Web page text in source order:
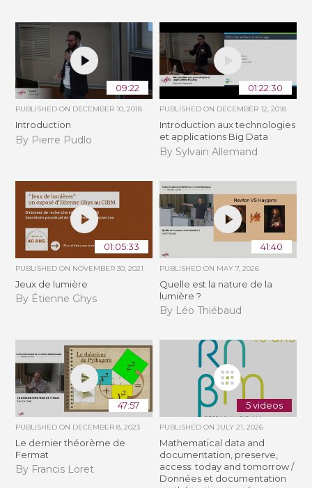
09:22
PUBLISHED ON DECEMBER 10, 2018
Introduction
By Pierre Pudlo
01:22:30
PUBLISHED ON DECEMBER 12, 2018
Introduction aux technologies
et applications Big Data
By Sylvain Allemand
01:05:33
PUBLISHED ON NOVEMBER 30, 2021
Jeux de lumière
By Étienne Ghys
41:40
PUBLISHED ON MAY 7, 2026
Quelle est la nature de la
lumière ?
By Léo Thiébaud
47:57
PUBLISHED ON DECEMBER 8, 2023
Le dernier théorème de
Fermat
By Francis Loret
5 videos
PUBLISHED ON JULY 21, 2026
Mathematical data and
documentation, preserve,
access: today and tomorrow /
Données et documentation